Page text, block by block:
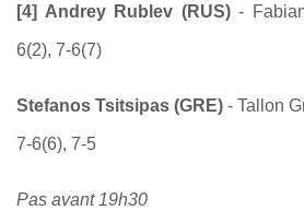
[4] Andrey Rublev (RUS)-
6(2), 7-6(7)
Stefanos Tsitsipas (GRE) - Tallon
7-6(6), 7-5
Pas avant 19h30